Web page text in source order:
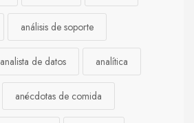
análisis de soporte
analista de datos analítica
anécdotas de comida